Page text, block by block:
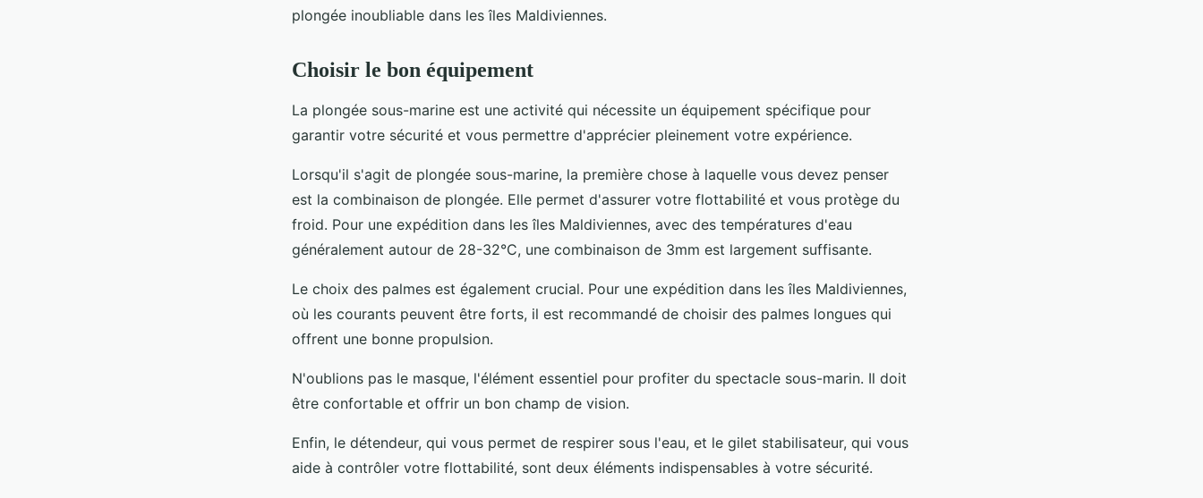
plongée inoubliable dans les îles Maldiviennes.
Choisir le bon équipement
La plongée sous-marine est une activité qui nécessite un équipement spécifique pour
garantir votre sécurité et vous permettre d'apprécier pleinement votre expérience.
Lorsqu'il s'agit de plongée sous-marine, la première chose à laquelle vous devez penser
est la combinaison de plongée. Elle permet d'assurer votre flottabilité et vous protège du
froid. Pour une expédition dans les îles Maldiviennes, avec des températures d'eau
généralement autour de 28-32°C, une combinaison de 3mm est largement suffisante.
Le choix des palmes est également crucial. Pour une expédition dans les îles Maldiviennes,
où les courants peuvent être forts, il est recommandé de choisir des palmes longues qui
offrent une bonne propulsion.
N'oublions pas le masque, l'élément essentiel pour profiter du spectacle sous-marin. Il doit
être confortable et offrir un bon champ de vision.
Enfin, le détendeur, qui vous permet de respirer sous l'eau, et le gilet stabilisateur, qui vous
aide à contrôler votre flottabilité, sont deux éléments indispensables à votre sécurité.